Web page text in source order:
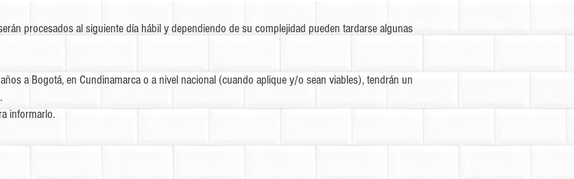
procesados al siguiente día hábil y dependiendo de su complejidad pueden tardarse algunas
a Bogotá, en Cundinamarca o a nivel nacional (cuando aplique y/o sean viables), tendrán un
informarlo.